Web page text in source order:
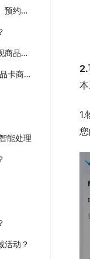
如何上传预约上门、预约到店商品？
关于跨境版如何实现商品详情多语言翻译维护？
如何设置礼品卡-礼品卡商品？
能处理
活动？
2.
1.